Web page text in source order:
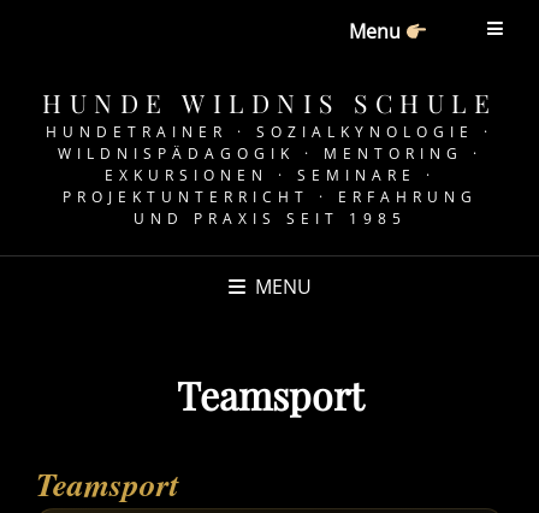
Menu
HUNDE WILDNIS SCHULE
HUNDETRAINER · SOZIALKYNOLOGIE ·
WILDNISPÄDAGOGIK · MENTORING ·
EXKURSIONEN · SEMINARE ·
PROJEKTUNTERRICHT · ERFAHRUNG
UND PRAXIS SEIT 1985
MENU
Teamsport
Teamsport